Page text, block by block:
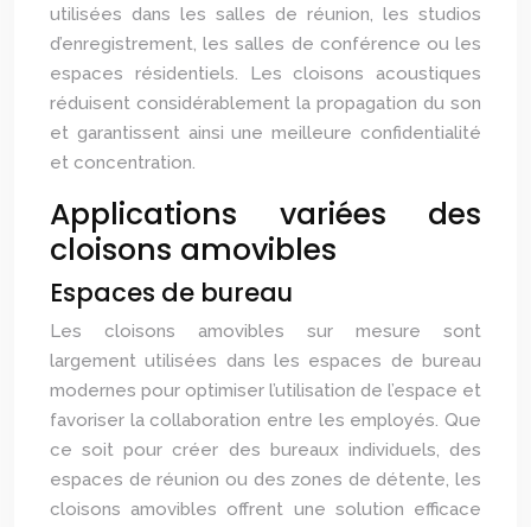
utilisées dans les salles de réunion, les studios
d’enregistrement, les salles de conférence ou les
espaces résidentiels. Les cloisons acoustiques
réduisent considérablement la propagation du son
et garantissent ainsi une meilleure confidentialité
et concentration.
Applications variées des
cloisons amovibles
Espaces de bureau
Les cloisons amovibles sur mesure sont
largement utilisées dans les espaces de bureau
modernes pour optimiser l’utilisation de l’espace et
favoriser la collaboration entre les employés. Que
ce soit pour créer des bureaux individuels, des
espaces de réunion ou des zones de détente, les
cloisons amovibles offrent une solution efficace